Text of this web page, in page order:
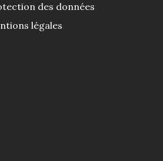
des données
légales